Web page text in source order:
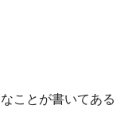
ことが書いてある